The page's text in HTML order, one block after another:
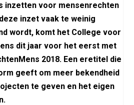
inzetten voor mensenrechten
inzet vaak te weinig
wordt, komt het College voor
dit jaar voor het eerst met
2018. Een eretitel die
geeft om meer bekendheid
te geven en het eigen